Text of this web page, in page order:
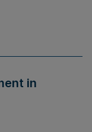
in